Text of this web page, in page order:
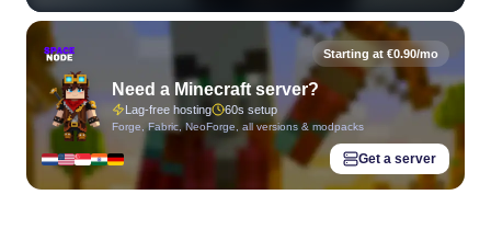
Starting at €0.90/mo
Need a Minecraft server?
Lag-free hosting 60s setup
Forge, Fabric, NeoForge, all versions & modpacks
Get a server